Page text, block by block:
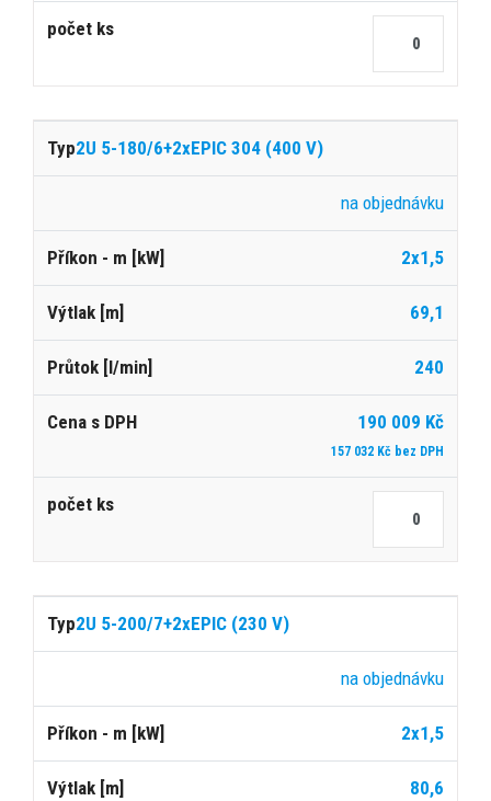
2U 5-180/6+2xEPIC 304 (400 V)
na objednávku
2x1,5
69,1
240
190 009 Kč
157 032 Kč bez DPH
2U 5-200/7+2xEPIC (230 V)
na objednávku
2x1,5
80,6